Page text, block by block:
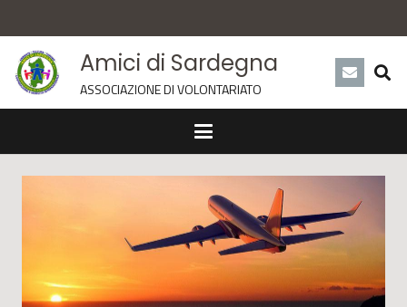
Amici di Sardegna
ASSOCIAZIONE DI VOLONTARIATO